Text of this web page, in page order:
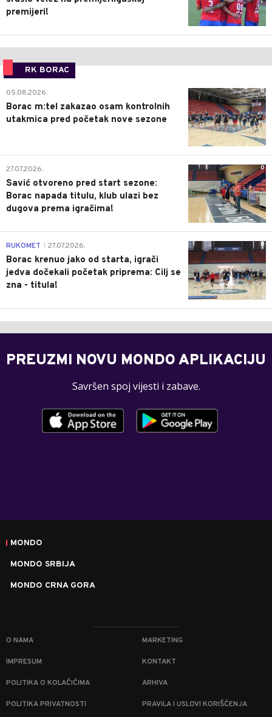
premijeri!
RK BORAC
0
05.08.2026.
Borac m:tel zakazao osam kontrolnih
utakmica pred početak nove sezone
0
27.07.2026.
Savić otvoreno pred start sezone:
Borac napada titulu, klub ulazi bez
dugova prema igračima!
0
RUKOMET 27.07.2026.
Borac krenuo jako od starta, igrači
jedva dočekali početak priprema: Cilj se
zna - titula!
PREUZMI NOVU MONDO APLIKACIJU
Savršen spoj vijesti i zabave.
MONDO
MONDO SRBIJA
MONDO CRNA GORA
O NAMA MARKETING
IMPRESUM KONTAKT
POLITIKA O KOLAČIĆIMA ARHIVA
POLITIKA PRIVATNOSTI PRAVILA I USLOVI KORIŠĆENJA